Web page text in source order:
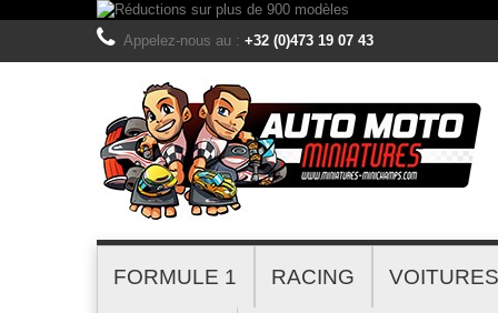
Appelez-nous au : +32 (0)473 19 07 43
FORMULE 1 RACING VOITURES